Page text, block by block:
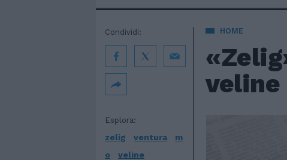
HOME
veline
Esplora:
zelig ventura
m
o
veline
Condividi: